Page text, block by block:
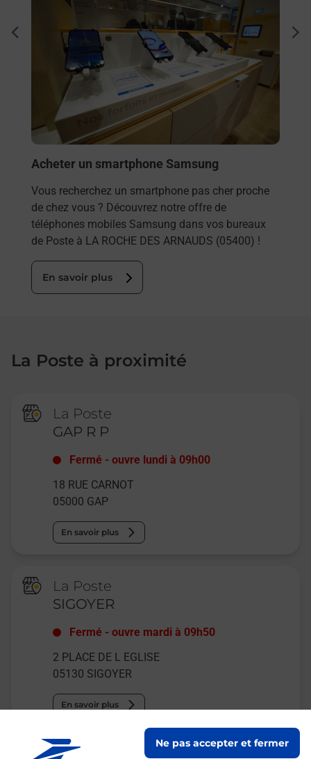
Ne pas accepter et fermer
Acheter un smartphone Samsung
Vous recherchez un smartphone pas cher proche
de chez vous ? Découvrez notre offre de
téléphones mobiles Samsung dans vos bureaux
de Poste à LA ROCHE DES ARNAUDS (05400) !
En savoir plus
La Poste à proximité
La Poste
GAP R P
Fermé -ouvre lundi à 09h00
18 RUE CARNOT
05000 GAP
En savoir plus
La Poste
SIGOYER
Fermé -ouvre mardi à 09h50
2 PLACE DE L EGLISE
05130 SIGOYER
En savoir plus
Malin !